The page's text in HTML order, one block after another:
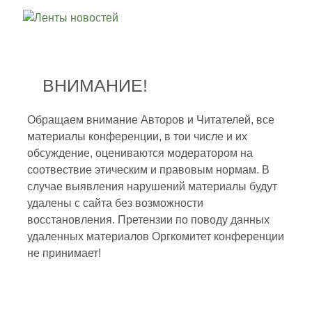
ВНИМАНИЕ!
Обращаем внимание Авторов и Читателей, все
материалы конференции, в тои числе и их
обсуждение, оцениваются модератором на
соотвествие этическим и правовым нормам. В
случае выявления нарушений материалы будут
удалены с сайта без возможности
восстановления. Претензии по поводу данных
удаленных материалов Оргкомитет конференции
не принимает!